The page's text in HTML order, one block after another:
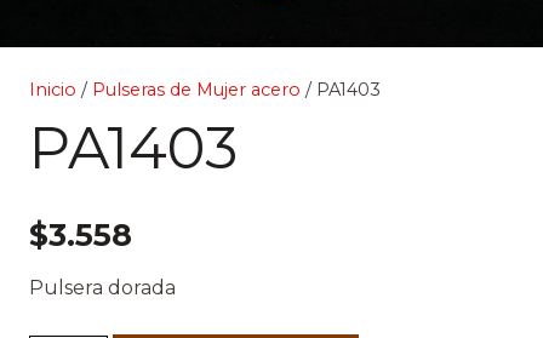
Inicio / Pulseras de Mujer acero / PA1403
PA1403
$3.558
Pulsera dorada